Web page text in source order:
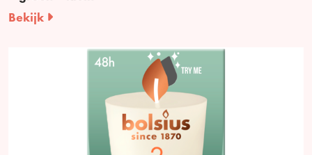
Bekijk